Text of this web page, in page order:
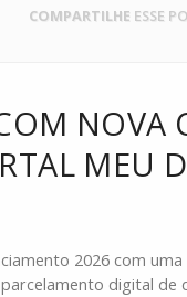
COMPARTILHE ESSE
NOVA
MEU
2026 com
digital